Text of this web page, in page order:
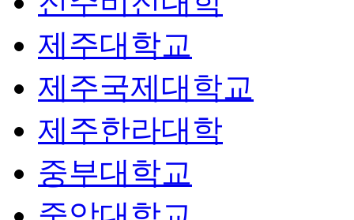
제주대학교
제주국제대학교
제주한라대학
중부대학교